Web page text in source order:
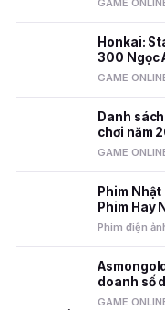
GAME
Honkai:
300 Ngọc
dẫn
GAME
Danh
chơi năm
GAME
Phim
Phim Hay
Phim điện
doanh số
GAME